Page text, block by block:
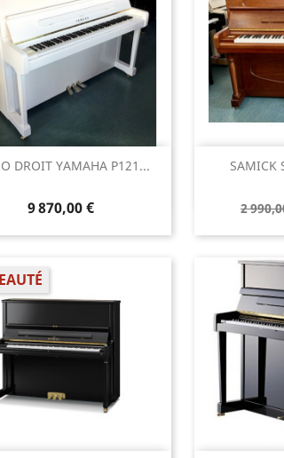
DROIT YAMAHA P121...
9 870,00 €
Aperçu rapide SAMICK
2
